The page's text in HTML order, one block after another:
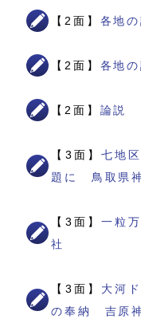
【2面】 各地
【2面】 各地
【2面】 論説
【3面】七地
題に 鳥取県
【3面】一粒
社
【3面】 大河
の奉納 吉原